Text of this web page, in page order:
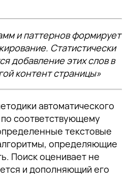
и паттернов формирует
Статистически
добавление этих слов в
контент страницы»
автоматического
соответствующему
текстовые
определяющие
Поиск оценивает не
и дополняющий его